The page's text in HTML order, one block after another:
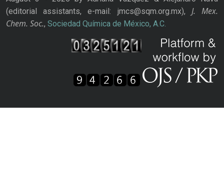
(editorial assistants, e-mail: jmcs@sqm.org.mx), J. Mex.
Chem. Soc., Sociedad Química de México, A.C.